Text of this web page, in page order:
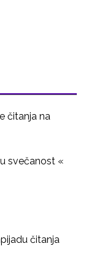
čitanja na
svečanost «
čitanja